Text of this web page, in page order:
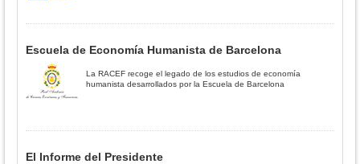
Escuela de Economía Humanista de Barcelona
La RACEF recoge el legado de los estudios de economía
humanista desarrollados por la Escuela de Barcelona
El Informe del Presidente